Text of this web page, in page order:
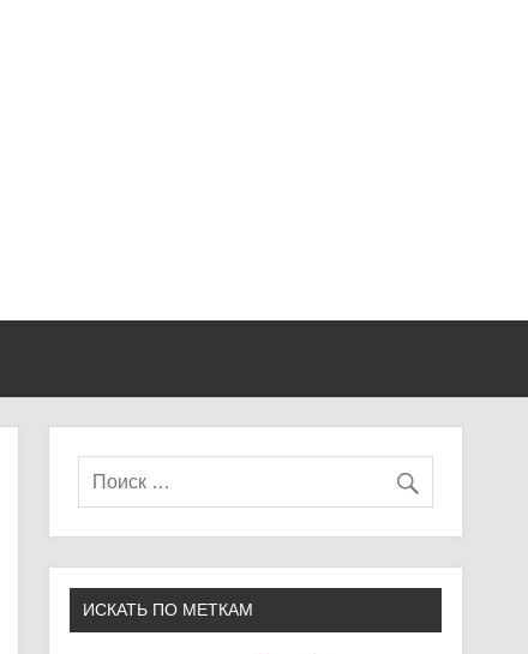
ИСКАТЬ ПО МЕТКАМ